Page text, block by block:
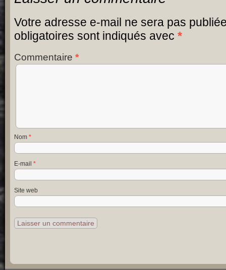
Votre adresse e-mail ne sera pas
obligatoires sont indiqués avec *
Commentaire *
Nom *
E-mail *
Site web